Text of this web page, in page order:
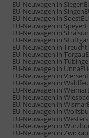
EU-Neuwagen in Siegen
EU-Neuwagen in Singen
EU-Neuwagen in Soest
EU-Neuwagen in Speyer
EU-Neuwagen in
EU-Neuwagen in
EU-Neuwagen in
EU-Neuwagen in Torgau
EU-Neuwagen in
EU-Neuwagen in Unna
EU-Neuwagen in Viersen
EU-Neuwagen in
EU-Neuwagen in Weimar
EU-Neuwagen in
EU-Neuwagen in Wismar
EU-Neuwagen in
EU-Neuwagen in
EU-Neuwagen in
EU-Neuwagen in Zwickau